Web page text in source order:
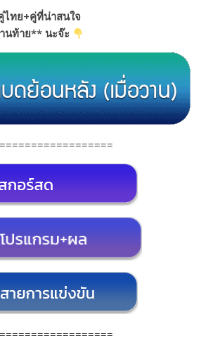
ไทย+คู่ที่น่าสนใจ
นท้าย** นะจ๊ะ